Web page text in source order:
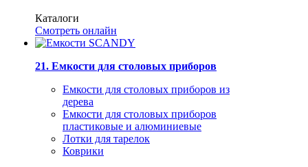
Каталоги
Смотреть онлайн
21. Емкости для столовых приборов
Емкости для столовых приборов из
дерева
Емкости для столовых приборов
пластиковые и алюминиевые
Лотки для тарелок
Коврики